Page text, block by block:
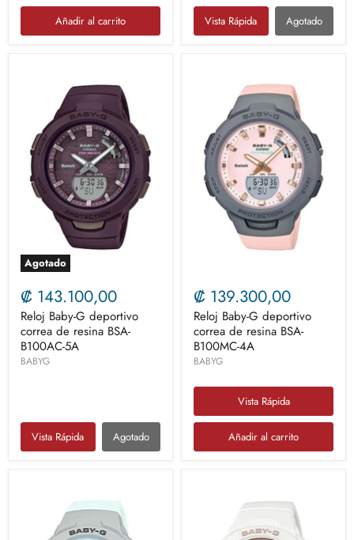
Añadir al carrito Vista Rápida Agotado
Agotado
₡ 143.100,00
Reloj Baby-G deportivo
correa de resina BSA-
B100AC-5A
BABYG
Vista Rápida Agotado
₡ 139.300,00
Reloj Baby-G deportivo
correa de resina BSA-
B100MC-4A
BABYG
Vista Rápida
Añadir al carrito